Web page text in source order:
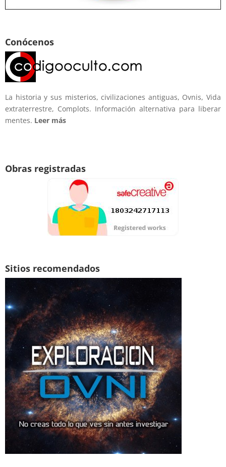
Conócenos
La historia y sus misterios, civilizaciones antiguas, Ovnis, Vida
extraterrestre, Complots. Información alternativa para liberar
mentes. Leer más
Obras registradas
Sitios recomendados